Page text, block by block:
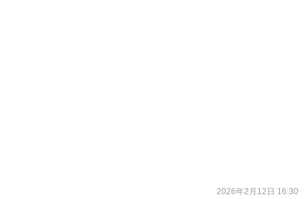
2026年2月12日 16:30